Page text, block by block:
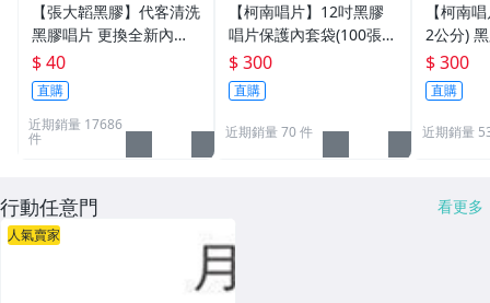
【張大韜黑膠】代客清洗
黑膠唱片 更換全新內套
(內袋)外套(外袋) 採用汪
式超音波洗唱片機 洗片
$ 40
直購
近期銷量 17686
件
【柯南唱片】12吋黑膠
唱片保護內套袋(100張/
包) 抗靜電半圓內套袋(台
灣製高品質)
$ 300
直購
近期銷量 70 件
【柯南
2公分)
護 外套
100張(
$ 300
直購
近期銷量
行動任意門 看更多
人氣賣家